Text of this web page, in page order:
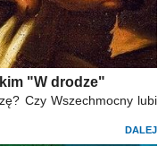
"W drodze"
Czy Wszechmocny lubi
DALEJ